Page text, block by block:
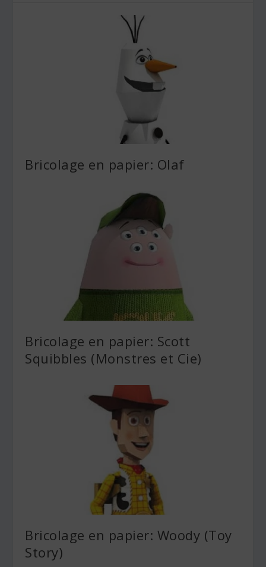
Bricolage en papier: Olaf
Bricolage en papier: Scott
Squibbles (Monstres et Cie)
Bricolage en papier: Woody (Toy
Story)